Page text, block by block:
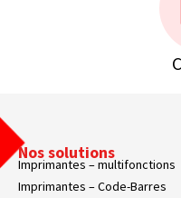
Nos solutions
Imprimantes – multifonctions
Imprimantes – Code-Barres